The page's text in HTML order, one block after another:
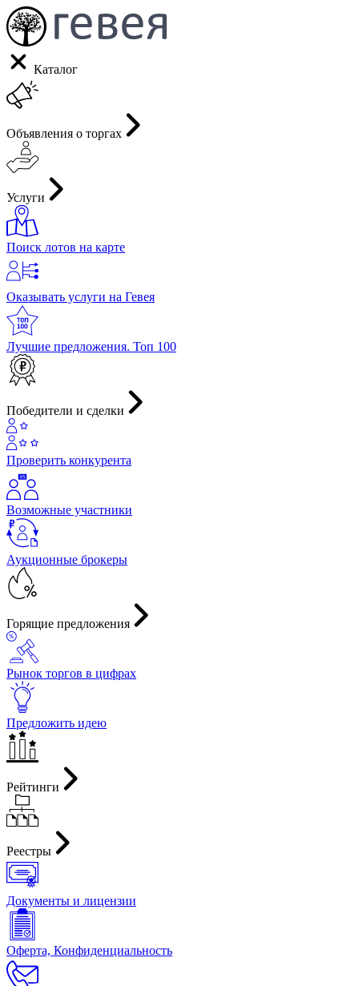
Каталог
Объявления о торгах
Услуги
Поиск лотов на карте
Оказывать услуги на Гевея
Лучшие предложения. Топ 100
Победители и сделки
Проверить конкурента
Возможные участники
Аукционные брокеры
Горящие предложения
Рынок торгов в цифрах
Предложить идею
Рейтинги
Реестры
Документы и лицензии
Оферта, Конфиденциальность